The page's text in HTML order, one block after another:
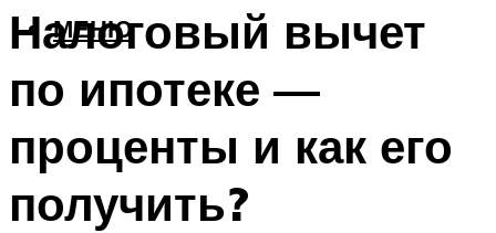
МЕНЮ
Налоговый вычет
по ипотеке —
проценты и как его
получить?